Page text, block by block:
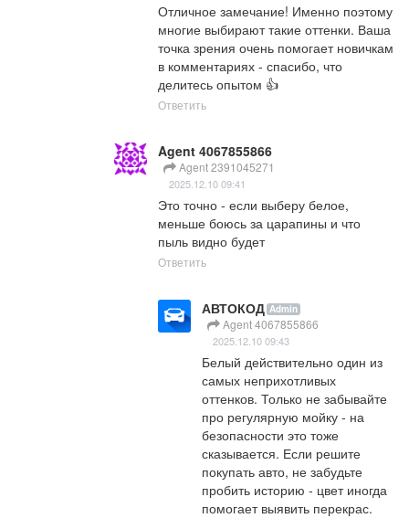
Отличное замечание! Именно поэтому
многие выбирают такие оттенки. Ваша
точка зрения очень помогает новичкам
в комментариях - спасибо, что
делитесь опытом 👍
Ответить
Agent 4067855866
Agent 2391045271
2025.12.10 09:41
Это точно - если выберу белое,
меньше боюсь за царапины и что
пыль видно будет
Ответить
АВТОКОД Admin
Agent 4067855866
2025.12.10 09:43
Белый действительно один из
самых неприхотливых
оттенков. Только не забывайте
про регулярную мойку - на
безопасности это тоже
сказывается. Если решите
покупать авто, не забудьте
пробить историю - цвет иногда
помогает выявить перекрас.